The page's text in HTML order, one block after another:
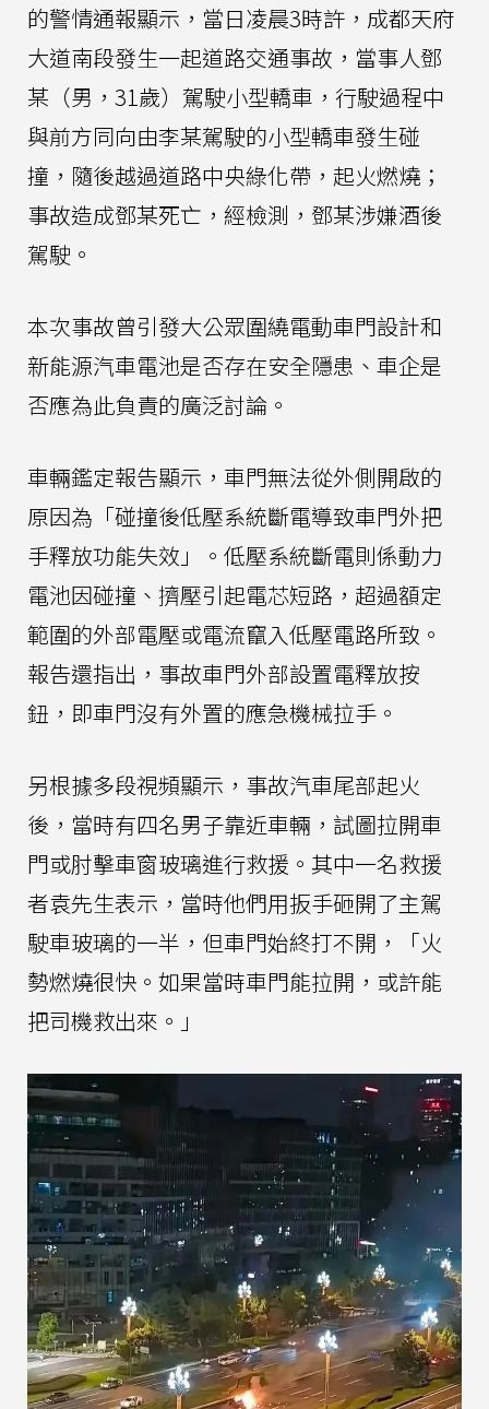
的警情通報顯示，當日凌晨3時許，成都天府
大道南段發生一起道路交通事故，當事人鄧
某（男，31歲）駕駛小型轎車，行駛過程中
與前方同向由李某駕駛的小型轎車發生碰
撞，隨後越過道路中央綠化帶，起火燃燒；
事故造成鄧某死亡，經檢測，鄧某涉嫌酒後
駕駛。
本次事故曾引發大公眾圍繞電動車門設計和
新能源汽車電池是否存在安全隱患、車企是
否應為此負責的廣泛討論。
車輛鑑定報告顯示，車門無法從外側開啟的
原因為「碰撞後低壓系統斷電導致車門外把
手釋放功能失效」。低壓系統斷電則係動力
電池因碰撞、擠壓引起電芯短路，超過額定
範圍的外部電壓或電流竄入低壓電路所致。
報告還指出，事故車門外部設置電釋放按
鈕，即車門沒有外置的應急機械拉手。
另根據多段視頻顯示，事故汽車尾部起火
後，當時有四名男子靠近車輛，試圖拉開車
門或肘擊車窗玻璃進行救援。其中一名救援
者袁先生表示，當時他們用扳手砸開了主駕
駛車玻璃的一半，但車門始終打不開，「火
勢燃燒很快。如果當時車門能拉開，或許能
把司機救出來。」